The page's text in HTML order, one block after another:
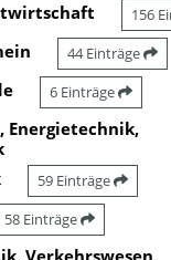
156
44 Einträge
6 Einträge
Energietechnik,
59 Einträge
58 Einträge
Verkehrswesen